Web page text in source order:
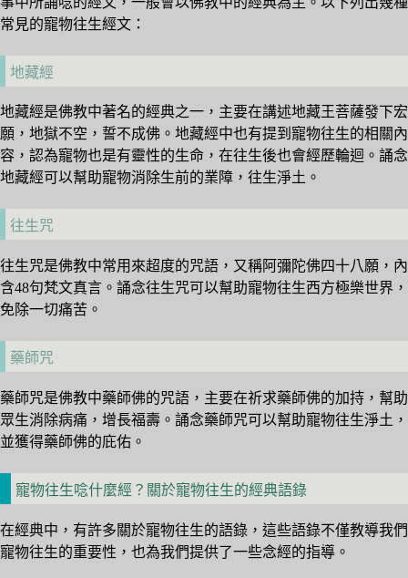
常見的寵物往生經文：
地藏經
地藏經是佛教中著名的經典之一，主要在講述地藏王菩薩發下宏
願，地獄不空，誓不成佛。地藏經中也有提到寵物往生的相關內
容，認為寵物也是有靈性的生命，在往生後也會經歷輪迴。誦念
地藏經可以幫助寵物消除生前的業障，往生淨土。
往生咒
往生咒是佛教中常用來超度的咒語，又稱阿彌陀佛四十八願，內
含48句梵文真言。誦念往生咒可以幫助寵物往生西方極樂世界，
免除一切痛苦。
藥師咒
藥師咒是佛教中藥師佛的咒語，主要在祈求藥師佛的加持，幫助
眾生消除病痛，增長福壽。誦念藥師咒可以幫助寵物往生淨土，
並獲得藥師佛的庇佑。
寵物往生唸什麼經？關於寵物往生的經典語錄
在經典中，有許多關於寵物往生的語錄，這些語錄不僅教導我們
寵物往生的重要性，也為我們提供了一些念經的指導。